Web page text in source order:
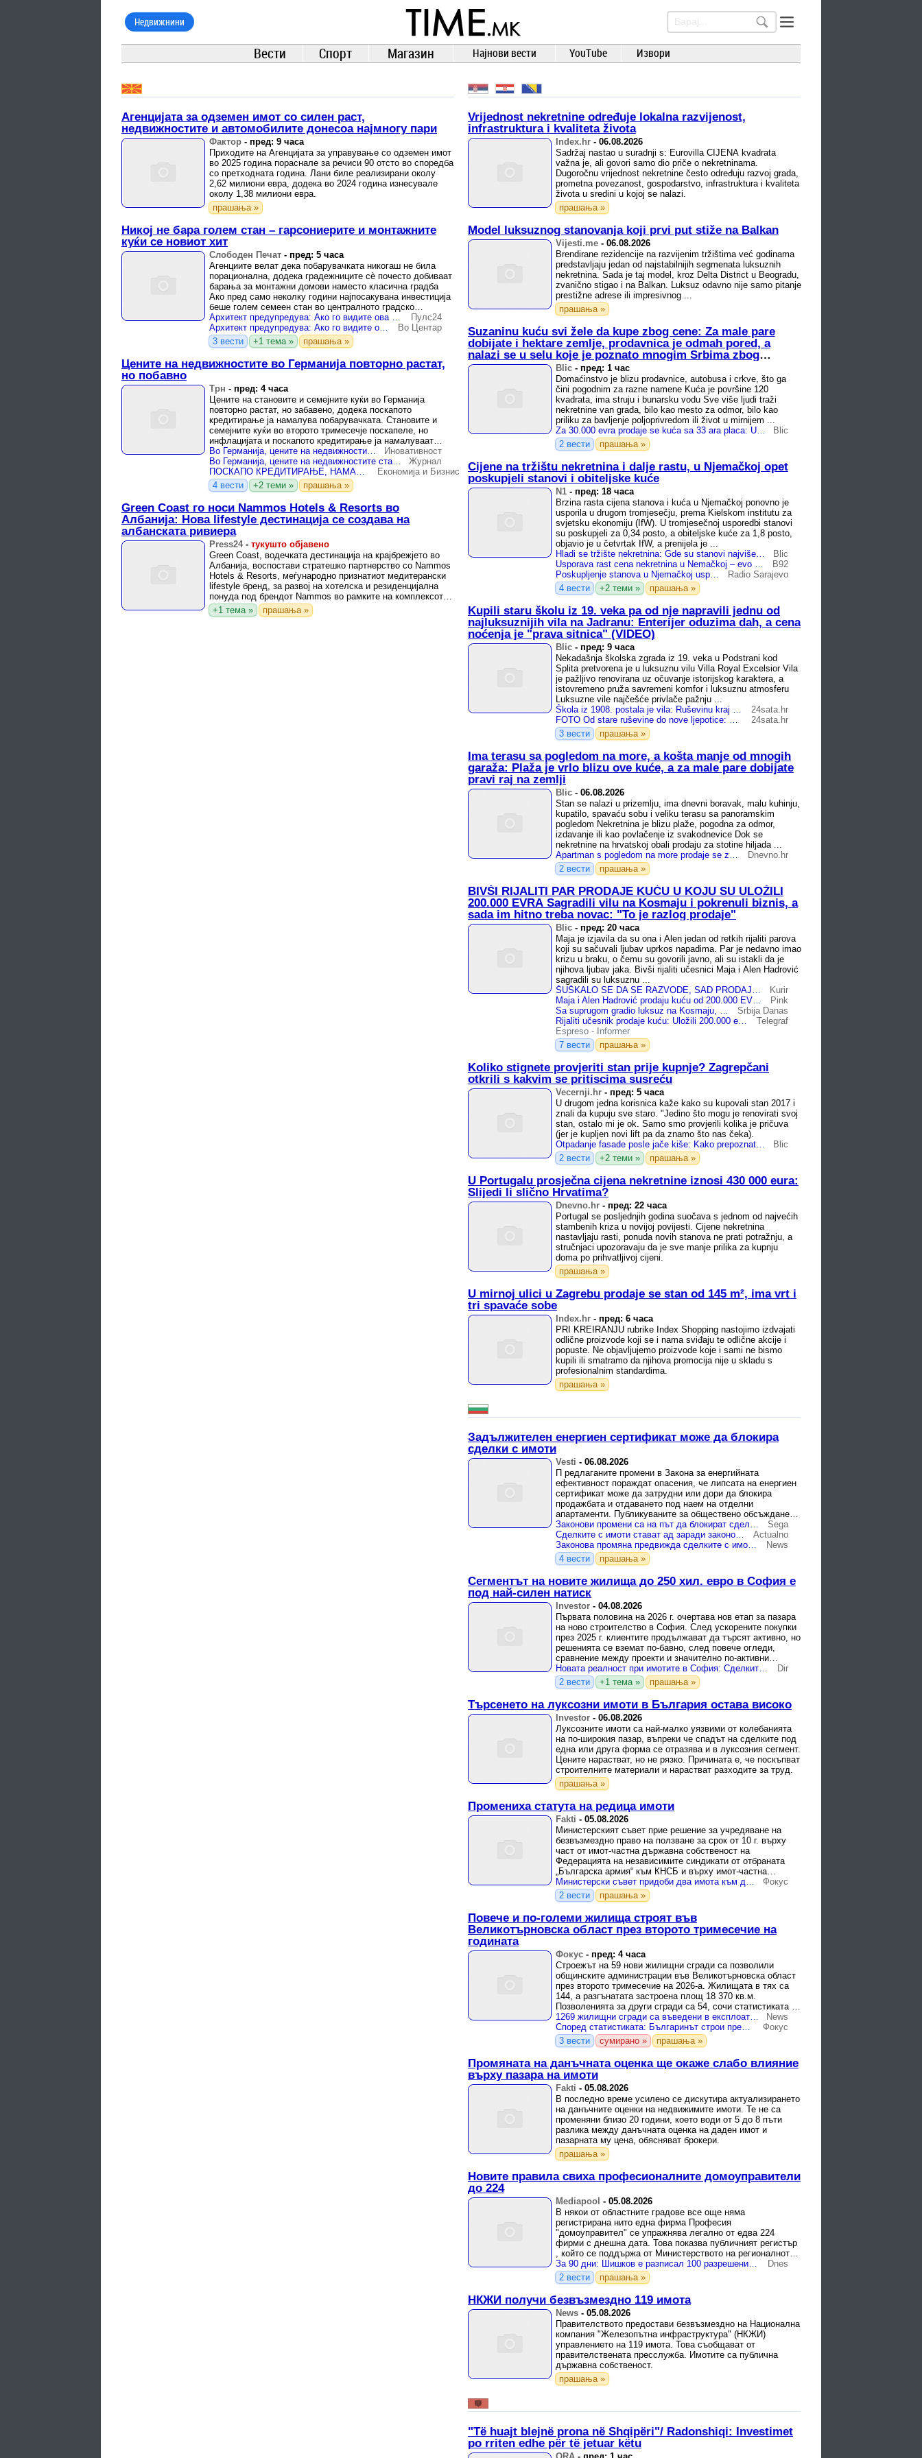
TIME.mk
ВЕСТИ
NEWS
Недвижнини
Вести Спорт Магазин Најнови вести YouTube Извори
Агенцијата за одземен имот со силен раст,
недвижностите и автомобилите донесоа најмногу пари
Фактор - пред: 9 часа
Приходите на Агенцијата за управување со одземен имот
во 2025 година пораснале за речиси 90 отсто во споредба
со претходната година. Лани биле реализирани околу
2,62 милиони евра, додека во 2024 година изнесувале
околу 1,38 милиони евра.
прашања »
Никој не бара голем стан – гарсониерите и монтажните
куќи се новиот хит
Слободен Печат - пред: 5 часа
Агенциите велат дека побарувачката никогаш не била
порационална, додека градежниците сè почесто добиваат
барања за монтажни домови наместо класична градба
Ако пред само неколку години најпосакувана инвестиција
беше голем семеен стан во централното градско
подрачје, денес сликата ...
Архитект предупредува: Ако го видите ова во станот, бегајте без размислување, не вреди ни 300 евра за квадратен метар
Пулс24
Архитект предупредува: Ако го видите ова во станот, бегајте без размислување, не вреди ни 300 евра за квадратен метар
Во Центар
3 вести
+1 тема » прашања »
Цените на недвижностите во Германија повторно растат,
но побавно
Трн - пред: 4 часа
Цените на становите и семејните куќи во Германија
повторно растат, но забавено, додека поскапото
кредитирање ја намалува побарувачката. Становите и
семејните куќи во второто тримесечје поскапеле, но
инфлацијата и поскапото кредитирање ја намалуваат
реалната вредност и ...
Во Германија, цените на недвижностите стагнираат од почетокот на годината
Иновативност
Во Германија, цените на недвижностите стагнираат од почетокот на годината
Журнал
ПОСКАПО КРЕДИТИРАЊЕ, НАМАЛЕНА ПОБАРУВАЧКА И НИЗОК РАСТ НА ЦЕНИТЕ НА СТАНОВИТЕ ВО ГЕРМАНИЈА, цените паднаа во Штутгарт градот на автомобилската индустрија која е во криза
Економија и Бизнис
4 вести
+2 теми » прашања »
Green Coast го носи Nammos Hotels & Resorts во
Албанија: Нова lifestyle дестинација се создава на
албанската ривиера
Press24- тукушто објавено
Green Coast, водечката дестинација на крајбрежјето во
Албанија, воспостави стратешко партнерство со Nammos
Hotels & Resorts, меѓународно признатиот медитерански
lifestyle бренд, за развој на хотелска и резиденцијална
понуда под брендот Nammos во рамките на комплексот
Green Coast ...
+1 тема » прашања »
Vrijednost nekretnine određuje lokalna razvijenost,
infrastruktura i kvaliteta života
Index.hr- 06.08.2026
Sadržaj nastao u suradnji s: Eurovilla CIJENA kvadrata
važna je, ali govori samo dio priče o nekretninama.
Dugoročnu vrijednost nekretnine često određuju razvoj grada,
prometna povezanost, gospodarstvo, infrastruktura i kvaliteta
života u sredini u kojoj se nalazi.
прашања »
Model luksuznog stanovanja koji prvi put stiže na Balkan
Vijesti.me- 06.08.2026
Brendirane rezidencije na razvijenim tržištima već godinama
predstavljaju jedan od najstabilnijih segmenata luksuznih
nekretnina. Sada je taj model, kroz Delta District u Beogradu,
zvanično stigao i na Balkan. Luksuz odavno nije samo pitanje
prestižne adrese ili impresivnog ...
прашања »
Suzaninu kuću svi žele da kupe zbog cene: Za male pare
dobijate i hektare zemlje, prodavnica je odmah pored, a
nalazi se u selu koje je poznato mnogim Srbima zbog
domaće serije
Blic- пред: 1 час
Domaćinstvo je blizu prodavnice, autobusa i crkve, što ga
čini pogodnim za razne namene Kuća je površine 120
kvadrata, ima struju i bunarsku vodu Sve više ljudi traži
nekretnine van grada, bilo kao mesto za odmor, bilo kao
priliku za bavljenje poljoprivredom ili život u mirnijem ...
Za 30.000 evra prodaje se kuća sa 33 ara placa: Uz dom dobijate štalu, podrum, bunar i veliko dvorište - Mnogi sanjaju ovakvo imanje
Blic
2 вести
прашања »
Cijene na tržištu nekretnina i dalje rastu, u Njemačkoj opet
poskupjeli stanovi i obiteljske kuće
N1- пред: 18 часа
Brzina rasta cijena stanova i kuća u Njemačkoj ponovno je
usporila u drugom tromjesečju, prema Kielskom institutu za
svjetsku ekonomiju (IfW). U tromjesečnoj usporedbi stanovi
su poskupjeli za 0,34 posto, a obiteljske kuće za 1,8 posto,
objavio je u četvrtak IfW, a prenijela je ...
Hladi se tržište nekretnina: Gde su stanovi najviše poskupeli u Nemačkoj, a gde cene drastično padaju - zvanična statistika
Blic
Usporava rast cena nekretnina u Nemačkoj – evo gde su stanovi pojeftinili
B92
Poskupljenje stanova u Njemačkoj usporava: Cijene u pojedinim gradovima čak i pale
Radio Sarajevo
4 вести
+2 теми » прашања »
Kupili staru školu iz 19. veka pa od nje napravili jednu od
najluksuznijih vila na Jadranu: Enterijer oduzima dah, a cena
noćenja je "prava sitnica" (VIDEO)
Blic- пред: 9 часа
Nekadašnja školska zgrada iz 19. veka u Podstrani kod
Splita pretvorena je u luksuznu vilu Villa Royal Excelsior Vila
je pažljivo renovirana uz očuvanje istorijskog karaktera, a
istovremeno pruža savremeni komfor i luksuznu atmosferu
Luksuzne vile najčešće privlače pažnju ...
Škola iz 1908. postala je vila: Ruševinu kraj Splita pretvorili u impresivno zdanje s bazenom
24sata.hr
FOTO Od stare ruševine do nove ljepotice: Pogledajte kako su od škole u Podstrani napravili vilu
24sata.hr
3 вести
прашања »
Ima terasu sa pogledom na more, a košta manje od mnogih
garaža: Plaža je vrlo blizu ove kuće, a za male pare dobijate
pravi raj na zemlji
Blic- 06.08.2026
Stan se nalazi u prizemlju, ima dnevni boravak, malu kuhinju,
kupatilo, spavaću sobu i veliku terasu sa panoramskim
pogledom Nekretnina je blizu plaže, pogodna za odmor,
izdavanje ili kao povlačenje iz svakodnevice Dok se
nekretnine na hrvatskoj obali prodaju za stotine hiljada ...
Apartman s pogledom na more prodaje se za 38 tisuća eura, zgrada je građena sredinom 80-ih
Dnevno.hr
2 вести
прашања »
BIVŠI RIJALITI PAR PRODAJE KUĆU U KOJU SU ULOŽILI
200.000 EVRA Sagradili vilu na Kosmaju i pokrenuli biznis, a
sada im hitno treba novac: "To je razlog prodaje"
Blic- пред: 20 часа
Maja je izjavila da su ona i Alen jedan od retkih rijaliti parova
koji su sačuvali ljubav uprkos napadima. Par je nedavno imao
krizu u braku, o čemu su govorili javno, ali su istakli da je
njihova ljubav jaka. Bivši rijaliti učesnici Maja i Alen Hadrović
sagradili su luksuznu ...
ŠUŠKALO SE DA SE RAZVODE, SAD PRODAJU KUĆU! U vilu sa bazenom uložili 200.000 evra, a traže mnogo više! Novac im hitno treba
Kurir
Maja i Alen Hadrović prodaju kuću od 200.000 EVRA: Ovo je razlog odluke, hitno im treba novac!
Pink
Sa suprugom gradio luksuz na Kosmaju, uložili 200.000 evra, a sada sve prodaju: Otkriven razlog odluke rijaliti učesnika
Srbija Danas
Rijaliti učesnik prodaje kuću: Uložili 200.000 evra u vilu na Kosmaju, a sada otkrio razlog prodaje
Telegraf
Espreso - Informer
7 вести
прашања »
Koliko stignete provjeriti stan prije kupnje? Zagrepčani
otkrili s kakvim se pritiscima susreću
Vecernji.hr- пред: 5 часа
U drugom jedna korisnica kaže kako su kupovali stan 2017 i
znali da kupuju sve staro. "Jedino što mogu je renovirati svoj
stan, ostalo mi je ok. Samo smo provjerili kolika je pričuva
(jer je kupljen novi lift pa da znamo što nas čeka).
Otpadanje fasade posle jače kiše: Kako prepoznati lošu novogradnju pre nego što date novac? Ovo su saveti arhitekte
Blic
2 вести
+2 теми » прашања »
U Portugalu prosječna cijena nekretnine iznosi 430 000 eura:
Slijedi li slično Hrvatima?
Dnevno.hr- пред: 22 часа
Portugal se posljednjih godina suočava s jednom od najvećih
stambenih kriza u novijoj povijesti. Cijene nekretnina
nastavljaju rasti, ponuda novih stanova ne prati potražnju, a
stručnjaci upozoravaju da je sve manje prilika za kupnju
doma po prihvatljivoj cijeni.
прашања »
U mirnoj ulici u Zagrebu prodaje se stan od 145 m², ima vrt i
tri spavaće sobe
Index.hr- пред: 6 часа
PRI KREIRANJU rubrike Index Shopping nastojimo izdvajati
odlične proizvode koji se i nama sviđaju te odlične akcije i
popuste. Ne objavljujemo proizvode koje i sami ne bismo
kupili ili smatramo da njihova promocija nije u skladu s
profesionalnim standardima.
прашања »
Задължителен енергиен сертификат може да блокира
сделки с имоти
Vesti - 06.08.2026
П редлаганите промени в Закона за енергийната
ефективност пораждат опасения, че липсата на енергиен
сертификат може да затрудни или дори да блокира
продажбата и отдаването под наем на отделни
апартаменти. Публикуваните за обществено обсъждане
текстове предвиждат всяка жилищна ...
Законови промени са на път да блокират сделките с имоти
Sega
Сделките с имоти стават ад заради законова промяна
Actualno
Законова промяна предвижда сделките с имоти да станат ад
News
4 вести
прашања »
Сегментът на новите жилища до 250 хил. евро в София е
под най-силен натиск
Investor- 04.08.2026
Първата половина на 2026 г. очертава нов етап за пазара
на ново строителство в София. След ускорените покупки
през 2025 г. клиентите продължават да търсят активно, но
решенията се вземат по-бавно, след повече огледи,
сравнение между проекти и значително по-активни
преговори.
Новата реалност при имотите в София: Сделките се забавят, качеството става водещо
Dir
2 вести
+1 тема » прашања »
Търсенето на луксозни имоти в България остава високо
Investor- 06.08.2026
Луксозните имоти са най-малко уязвими от колебанията
на по-широкия пазар, въпреки че спадът на сделките под
една или друга форма се отразява и в луксозния сегмент.
Цените нарастват, но не рязко. Причината е, че поскъпват
строителните материали и нарастват разходите за труд.
прашања »
Промениха статута на редица имоти
Fakti - 05.08.2026
Министерският съвет прие решение за учредяване на
безвъзмездно право на ползване за срок от 10 г. върху
част от имот-частна държавна собственост на
Федерацията на независимите синдикати от отбраната
„Българска армия“ към КНСБ и върху имот-частна
държавна собственост на ...
Министерски съвет придоби два имота към държавата
Фокус
2 вести
прашања »
Повече и по-големи жилища строят във
Великотърновска област през второто тримесечие на
годината
Фокус- пред: 4 часа
Строежът на 59 нови жилищни сгради са позволили
общинските администрации във Великотърновска област
през второто тримесечие на 2026-а. Жилищата в тях са
144, а разгънатата застроена площ 18 370 кв.м.
Позволенията за други сгради са 54, сочи статистиката на
Териториално ...
1269 жилищни сгради са въведени в експлоатация през второто тримесечие на 2026 г.
News
Според статистиката: Българинът строи предимно къщи – 76%, жилищните кооперации са само 14,3%
Фокус
3 вести
сумирано » прашања »
Промяната на данъчната оценка ще окаже слабо влияние
върху пазара на имоти
Fakti - 05.08.2026
В последно време усилено се дискутира актуализирането
на данъчните оценки на недвижимите имоти. Те не са
променяни близо 20 години, което води от 5 до 8 пъти
разлика между данъчната оценка на даден имот и
пазарната му цена, обясняват брокери.
прашања »
Новите правила свиха професионалните домоуправители
до 224
Mediapool - 05.08.2026
В някои от областните градове все още няма
регистрирана нито една фирма Професия
"домоуправител" се упражнява легално от едва 224
фирми с днешна дата. Това показва публичният регистър
, който се поддържа от Министерството на регионалното
развитие и благоустройството (МРРБ).
За 90 дни: Шишков е разписал 100 разрешения за строеж
Dnes
2 вести
прашања »
НКЖИ получи безвъзмездно 119 имота
News- 05.08.2026
Правителството предостави безвъзмездно на Национална
компания "Железопътна инфраструктура" (НКЖИ)
управлението на 119 имота. Това съобщават от
правителствената пресслужба. Имотите са публична
държавна собственост.
прашања »
"Të huajt blejnë prona në Shqipëri"/ Radonshiqi: Investimet
po rriten edhe për të jetuar këtu